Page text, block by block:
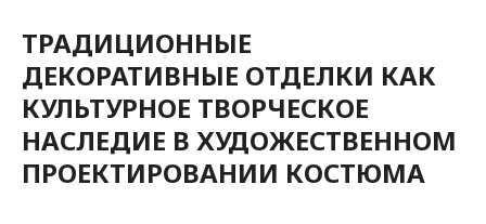
ТРАДИЦИОННЫЕ
ДЕКОРАТИВНЫЕ ОТДЕЛКИ КАК
КУЛЬТУРНОЕ ТВОРЧЕСКОЕ
НАСЛЕДИЕ В ХУДОЖЕСТВЕННОМ
ПРОЕКТИРОВАНИИ КОСТЮМА